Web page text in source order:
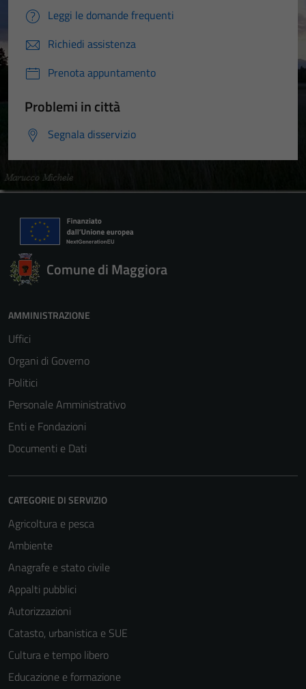
Leggi le domande frequenti
Richiedi assistenza
Prenota appuntamento
Problemi in città
Segnala disservizio
Comune di Maggiora
AMMINISTRAZIONE
Uffici
Organi di Governo
Politici
Personale Amministrativo
Enti e Fondazioni
Documenti e Dati
CATEGORIE DI SERVIZIO
Agricoltura e pesca
Ambiente
Anagrafe e stato civile
Appalti pubblici
Autorizzazioni
Catasto, urbanistica e SUE
Cultura e tempo libero
Educazione e formazione